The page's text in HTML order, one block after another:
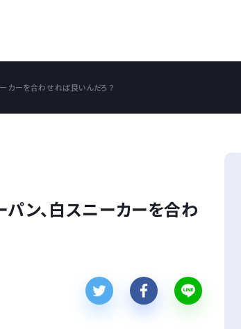
カーを合わせれば良いんだろ？
ン、白スニーカーを合わ